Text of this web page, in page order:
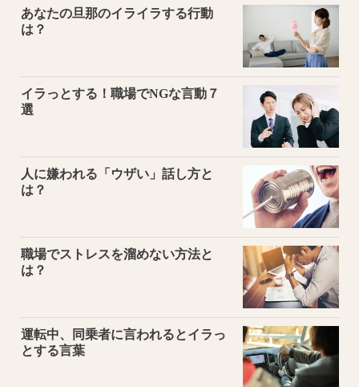
あなたの旦那のイライラする行動
は？
イラっとする！職場でNGな言動７
選
人に嫌われる「ウザい」話し方と
は？
職場でストレスを溜めない方法と
は？
運転中、同乗者に言われるとイラっ
とする言葉